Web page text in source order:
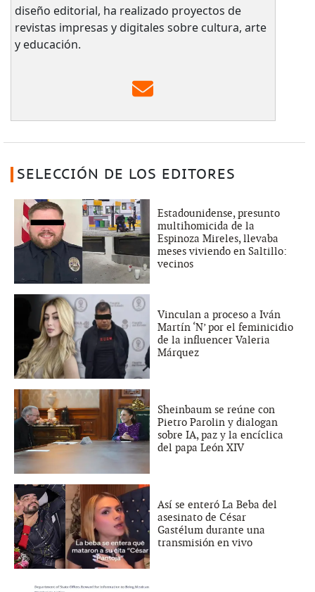
diseño editorial, ha realizado proyectos de
revistas impresas y digitales sobre cultura, arte
y educación.
SELECCIÓN DE LOS EDITORES
Estadounidense, presunto
multihomicida de la
Espinoza Mireles, llevaba
meses viviendo en Saltillo:
vecinos
Vinculan a proceso a Iván
Martín ‘N’ por el feminicidio
de la influencer Valeria
Márquez
Sheinbaum se reúne con
Pietro Parolin y dialogan
sobre IA, paz y la encíclica
del papa León XIV
Así se enteró La Beba del
asesinato de César
Gastélum durante una
transmisión en vivo